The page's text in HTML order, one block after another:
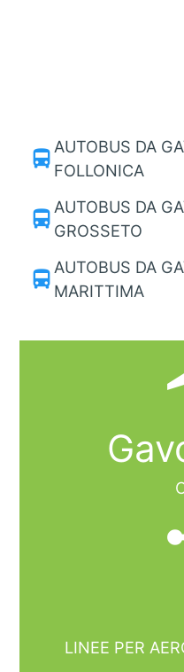
directions_bus AUTOBUS DA
FOLLONICA
directions_bus AUTOBUS DA
GROSSETO
directions_bus AUTOBUS DA
MARITTIMA
LINEE PER